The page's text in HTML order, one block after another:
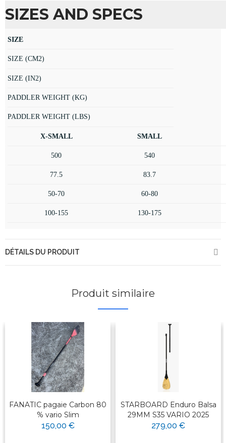
SIZES AND SPECS
SIZE
SIZE (CM2)
SIZE (IN2)
PADDLER WEIGHT (KG)
PADDLER WEIGHT (LBS)
X-SMALL
500
77.5
50-70
100-155
SMALL
540
83.7
60-80
130-175
DÉTAILS DU PRODUIT
Produit similaire
FANATIC pagaie Carbon 80
% vario Slim
150,00 €
STARBOARD Enduro Balsa
29MM S35 VARIO 2025
279,00 €